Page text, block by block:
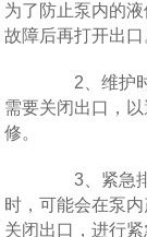
为了防止泵内的
故障后再打开出口
2、维护时
需要关闭出口，
修。
3、紧急排
时，可能会在泵
关闭出口，进行